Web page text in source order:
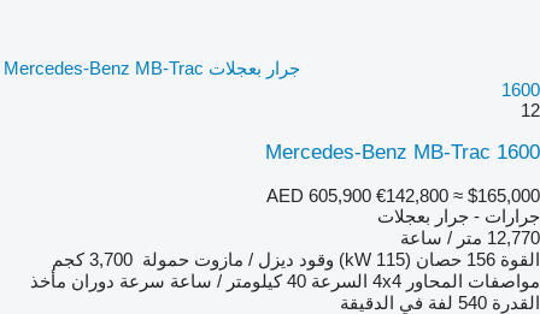
جرار بعجلات Mercedes-Benz MB-Trac
1600
12
Mercedes-Benz MB-Trac 1600
AED 605,900 €142,800 ≈ $165,000
جرارات - جرار بعجلات
12,770 متر / ساعة
القوة 156 حصان (115 kW) وقود ديزل / مازوت حمولة 3,700 كجم
مواصفات المحاور 4x4 السرعة 40 كيلومتر / ساعة
سرعة دوران مأخذ
القدرة 540 لفة في الدقيقة